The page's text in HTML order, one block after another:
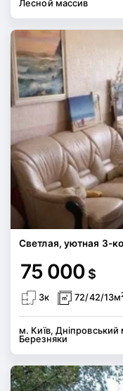
Лесной массив
Светлая, уютная 3-
75 000 $
3к 72/42/13м
м. Київ,
Березняки